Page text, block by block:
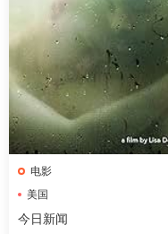
电影
美国
今日新闻